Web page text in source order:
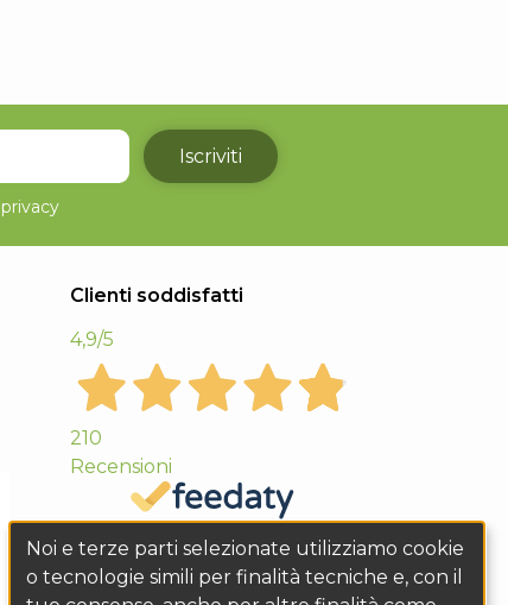
Iscriviti
privacy
Clienti soddisfatti
4,9/5
210
Recensioni
Noi e terze parti selezionate utilizziamo cookie
o tecnologie simili per finalità tecniche e, con il